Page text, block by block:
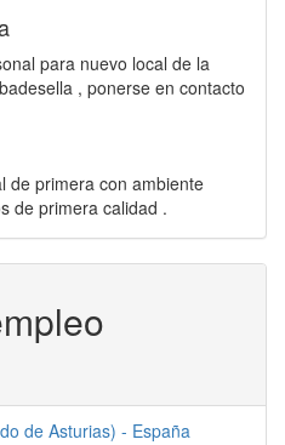
para nuevo local de la
, ponerse en contacto
de primera con ambiente
de primera calidad .
de Asturias) - España